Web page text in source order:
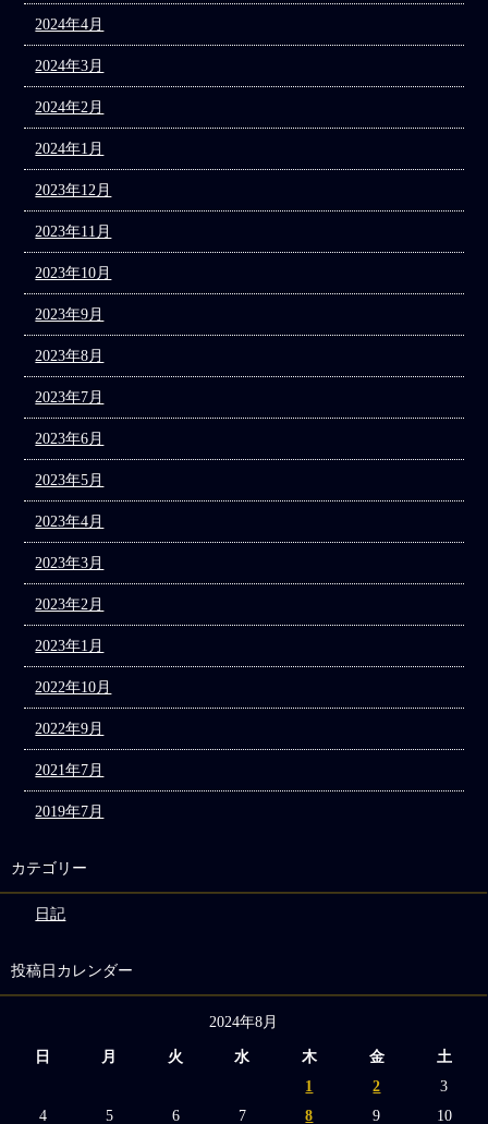
2024年4月
2024年3月
2024年2月
2024年1月
2023年12月
2023年11月
2023年10月
2023年9月
2023年8月
2023年7月
2023年6月
2023年5月
2023年4月
2023年3月
2023年2月
2023年1月
2022年10月
2022年9月
2021年7月
2019年7月
カテゴリー
日記
投稿日カレンダー
2024年8月
日 月 火 水 木 金
土
1
2
3
4
5 6 7 8 9 10